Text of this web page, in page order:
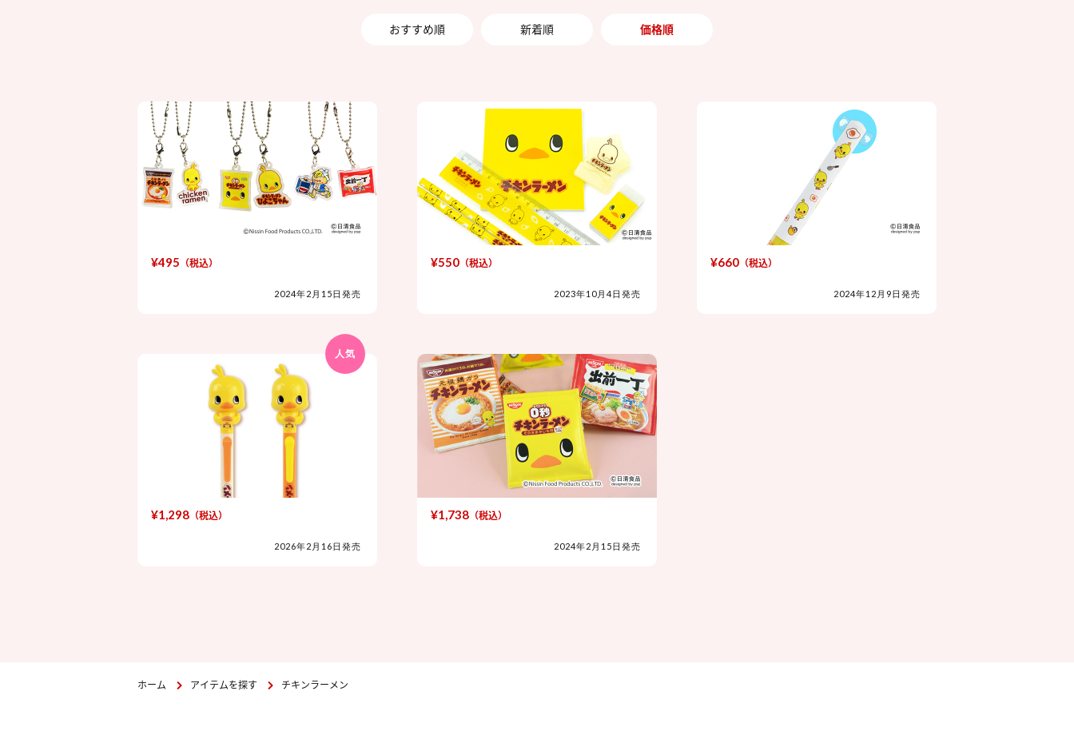
おすすめ順 新着順 価格順
¥495 （税込）
2024年2月15日発売
¥550 （税込）
2023年10月4日発売
¥660 （税込）
2024年12月9日発売
人気
¥1,298 （税込）
2026年2月16日発売
¥1,738 （税込）
2024年2月15日発売
ホーム アイテムを探す チキンラーメン